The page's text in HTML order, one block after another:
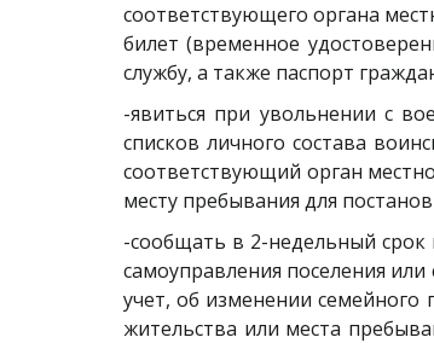
соответствующего органа
билет (временное
службу, а также паспорт
-явиться при увольнении с
списков личного состава
соответствующий орган
месту пребывания для
-сообщать в 2-недельный срок
самоуправления поселения
учет, об изменении семейного
жительства или места